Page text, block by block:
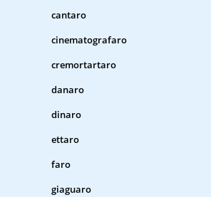
cantaro
cinematografaro
cremortartaro
danaro
dinaro
ettaro
faro
giaguaro